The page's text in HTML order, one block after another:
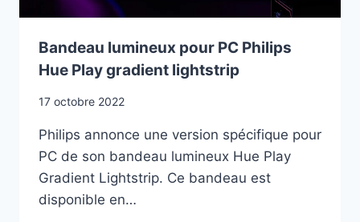
Bandeau lumineux pour PC Philips
Hue Play gradient lightstrip
17 octobre 2022
Philips annonce une version spécifique pour
PC de son bandeau lumineux Hue Play
Gradient Lightstrip. Ce bandeau est
disponible en…